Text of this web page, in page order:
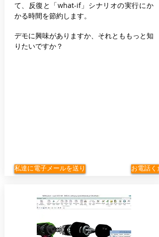
て、反復と「what-if」シナリオの実行にか
かる時間を節約します。
デモに興味がありますか、それとももっと知
りたいですか？
私達に電子メールを送り お電話く